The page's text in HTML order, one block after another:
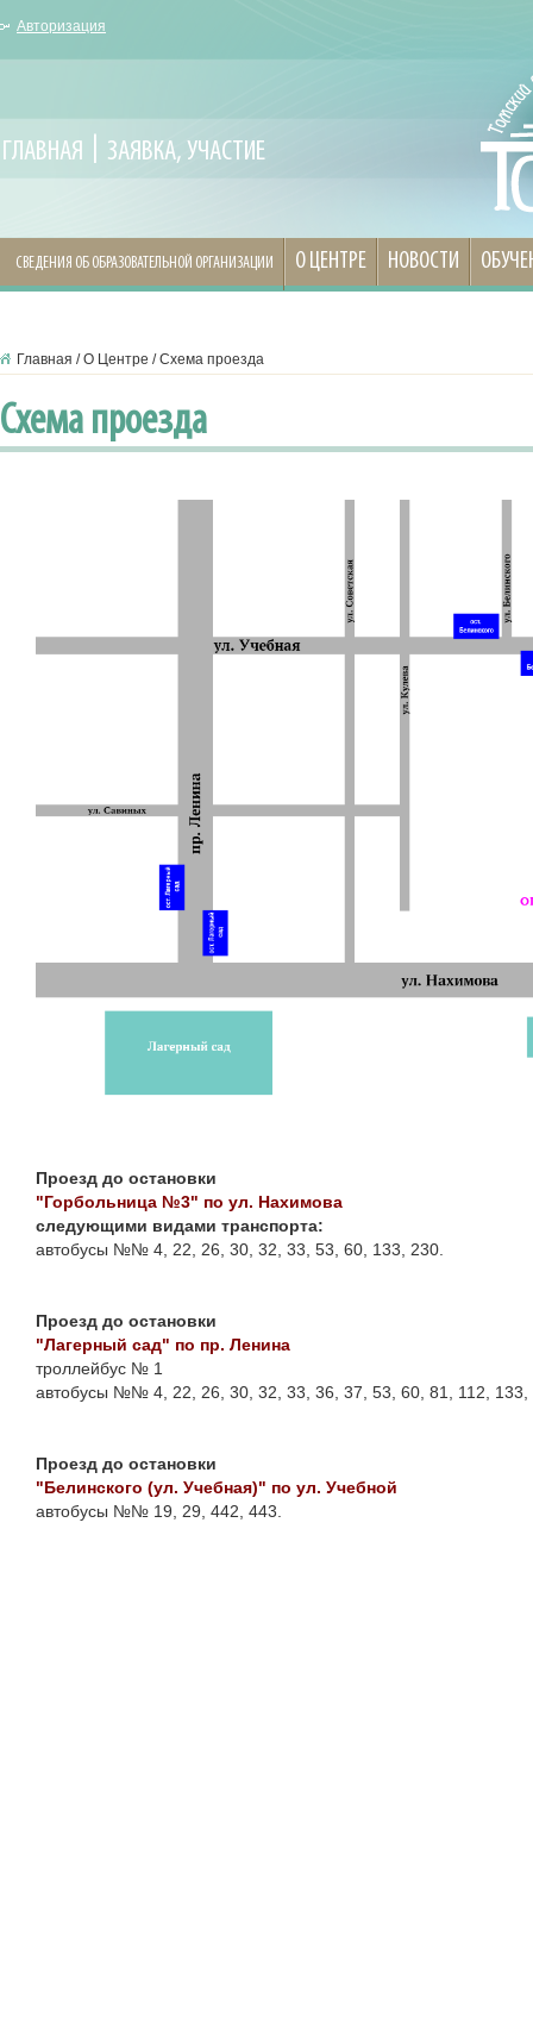
Авторизация
ГЛАВНАЯ ЗАЯВКА, УЧАСТИЕ
СВЕДЕНИЯ ОБ ОБРАЗОВАТЕЛЬНОЙ ОРГАНИЗАЦИИ О ЦЕНТРЕ НОВОСТИ
Главная /О Центре /Схема проезда
Схема проезда
Проезд до остановки
"Горбольница №3" по ул. Нахимова
следующими видами транспорта:
автобусы №№ 4, 22, 26, 30, 32, 33, 53, 60, 133, 230.
Проезд до остановки
"Лагерный сад" по пр. Ленина
троллейбус № 1
автобусы №№ 4, 22, 26, 30, 32, 33, 36, 37, 53, 60, 81, 112, 133,
Проезд до остановки
"Белинского (ул. Учебная)" по ул. Учебной
автобусы №№ 19, 29, 442, 443.